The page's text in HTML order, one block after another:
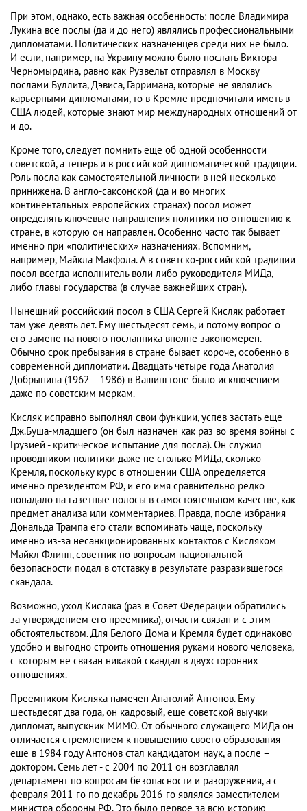
При этом, однако, есть важная особенность: после Владимира
Лукина все послы (да и до него) являлись профессиональными
дипломатами. Политических назначенцев среди них не было.
И если, например, на Украину можно было послать Виктора
Черномырдина, равно как Рузвельт отправлял в Москву
послами Буллита, Дэвиса, Гарримана, которые не являлись
карьерными дипломатами, то в Кремле предпочитали иметь в
США людей, которые знают мир международных отношений от
и до.
Кроме того, следует помнить еще об одной особенности
советской, а теперь и в российской дипломатической традиции.
Роль посла как самостоятельной личности в ней несколько
принижена. В англо-саксонской (да и во многих
континентальных европейских странах) посол может
определять ключевые направления политики по отношению к
стране, в которую он направлен. Особенно часто так бывает
именно при «политических» назначениях. Вспомним,
например, Майкла Макфола. А в советско-российской традиции
посол всегда исполнитель воли либо руководителя МИДа,
либо главы государства (в случае важнейших стран).
Нынешний российский посол в США Сергей Кисляк работает
там уже девять лет. Ему шестьдесят семь, и потому вопрос о
его замене на нового посланника вполне закономерен.
Обычно срок пребывания в стране бывает короче, особенно в
современной дипломатии. Двадцать четыре года Анатолия
Добрынина (1962 – 1986) в Вашингтоне было исключением
даже по советским меркам.
Кисляк исправно выполнял свои функции, успев застать еще
Дж.Буша-младшего (он был назначен как раз во время войны с
Грузией - критическое испытание для посла). Он служил
проводником политики даже не столько МИДа, сколько
Кремля, поскольку курс в отношении США определяется
именно президентом РФ, и его имя сравнительно редко
попадало на газетные полосы в самостоятельном качестве, как
предмет анализа или комментариев. Правда, после избрания
Дональда Трампа его стали вспоминать чаще, поскольку
именно из-за несанкционированных контактов с Кисляком
Майкл Флинн, советник по вопросам национальной
безопасности подал в отставку в результате разразившегося
скандала.
Возможно, уход Кисляка (раз в Совет Федерации обратились
за утверждением его преемника), отчасти связан и с этим
обстоятельством. Для Белого Дома и Кремля будет одинаково
удобно и выгодно строить отношения руками нового человека,
с которым не связан никакой скандал в двухсторонних
отношениях.
Преемником Кисляка намечен Анатолий Антонов. Ему
шестьдесят два года, он кадровый, еще советской выучки
дипломат, выпускник МИМО. От обычного служащего МИДа он
отличается стремлением к повышению своего образования –
еще в 1984 году Антонов стал кандидатом наук, а после –
доктором. Семь лет - с 2004 по 2011 он возглавлял
департамент по вопросам безопасности и разоружения, а с
февраля 2011-го по декабрь 2016-го являлся заместителем
министра обороны РФ. Это было первое за всю историю